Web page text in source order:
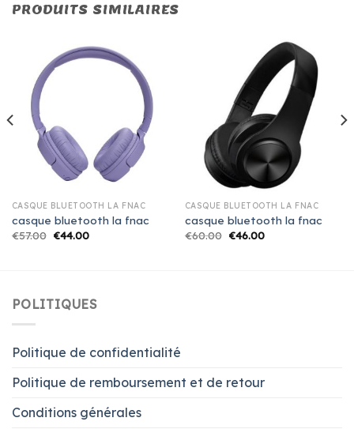
PRODUITS SIMILAIRES
CASQUE BLUETOOTH LA FNAC
casque bluetooth la fnac
€57.00 €44.00
CASQUE BLUETOOTH LA FNAC
casque bluetooth la fnac
€60.00 €46.00
POLITIQUES
Politique de confidentialité
Politique de remboursement et de retour
Conditions générales